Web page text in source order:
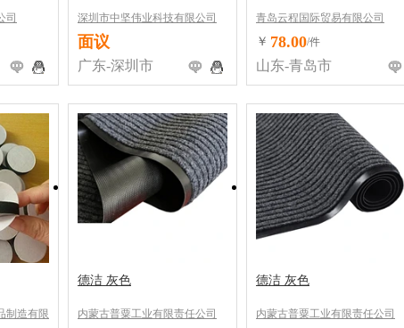
司 深圳市中坚伟业科技有限公司
面议
广东-深圳市
青岛云程国际贸易有限公司
￥ 78.00/件
山东-青岛市
制造有限
德洁 灰色
内蒙古普粟工业有限责任公司
德洁 灰色
内蒙古普粟工业有限责任公司